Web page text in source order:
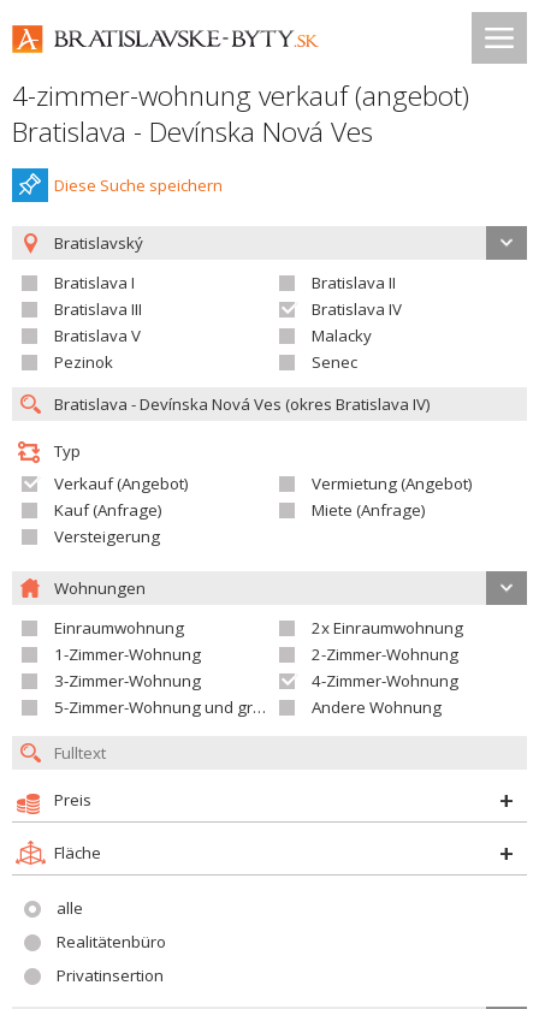
4-zimmer-wohnung verkauf (angebot)
Bratislava - Devínska Nová Ves
Diese Suche speichern
Bratislavský
Bratislava I
Bratislava II
Bratislava III
Bratislava IV
Bratislava V
Malacky
Pezinok
Senec
Typ
Verkauf (Angebot)
Vermietung (Angebot)
Kauf (Anfrage)
Miete (Anfrage)
Versteigerung
Wohnungen
Einraumwohnung
2x Einraumwohnung
1-Zimmer-Wohnung
2-Zimmer-Wohnung
3-Zimmer-Wohnung
4-Zimmer-Wohnung
5-Zimmer-Wohnung und größer
Andere Wohnung
Preis
Fläche
alle
Realitätenbüro
Privatinsertion